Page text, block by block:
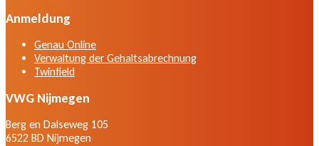
Anmeldung
Genau Online
Verwaltung der Gehaltsabrechnung
Twinfield
VWG Nijmegen
Berg en Dalseweg 105
6522 BD Nijmegen